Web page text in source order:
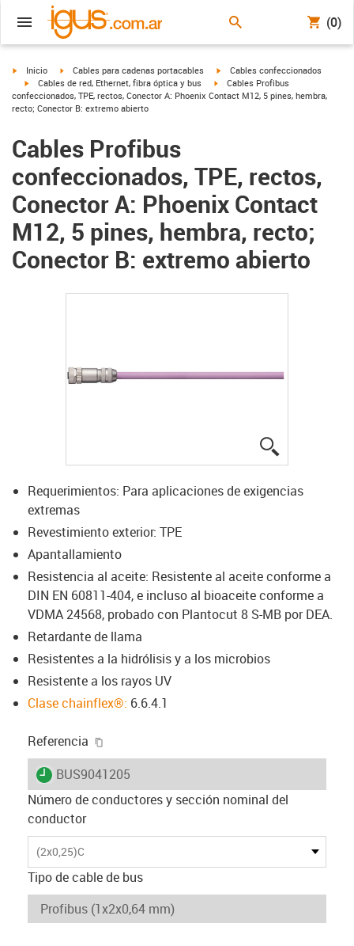
(0)
igus-icon-arrow-right
Inicio igus-icon-arrow-right
Cables para cadenas portacables igus-icon-arrow-right
Cables confeccionados
igus-icon-arrow-right
Cables de red, Ethernet, fibra óptica y bus igus-icon-arrow-right
Cables Profibus
confeccionados, TPE, rectos, Conector A: Phoenix Contact M12, 5 pines, hembra,
recto; Conector B: extremo abierto
Cables Profibus
confeccionados, TPE, rectos,
Conector A: Phoenix Contact
M12, 5 pines, hembra, recto;
Conector B: extremo abierto
Requerimientos: Para aplicaciones de exigencias
extremas
Revestimiento exterior: TPE
Apantallamiento
Resistencia al aceite: Resistente al aceite conforme a
DIN EN 60811-404, e incluso al bioaceite conforme a
VDMA 24568, probado con Plantocut 8 S-MB por DEA.
Retardante de llama
Resistentes a la hidrólisis y a los microbios
Resistente a los rayos UV
Clase chainflex®: 6.6.4.1
Referencia
igus-icon-lieferzeit
BUS9041205
Número de conductores y sección nominal del
conductor
(2x0,25)C
Tipo de cable de bus